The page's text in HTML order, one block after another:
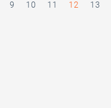
9 10 11 12 13